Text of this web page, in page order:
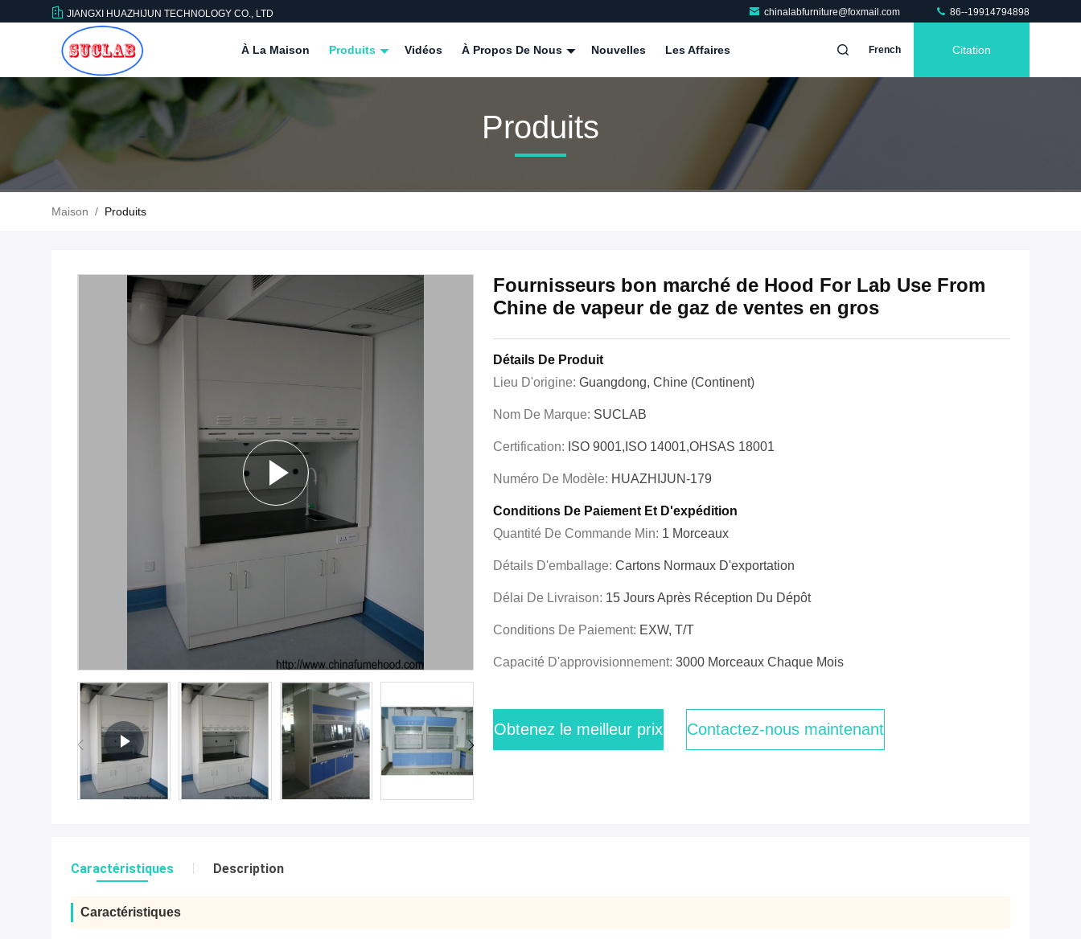
JIANGXI HUAZHIJUN TECHNOLOGY CO., LTD chinalabfurniture@foxmail.com 86--19914794898
À La Maison Produits Vidéos À Propos De Nous Nouvelles Les Affaires French Citation
Produits
Maison / Produits
Fournisseurs bon marché de Hood For Lab Use From
Chine de vapeur de gaz de ventes en gros
Détails De Produit
Lieu D'origine: Guangdong, Chine (continent)
Nom De Marque: SUCLAB
Certification: ISO 9001,ISO 14001,OHSAS 18001
Numéro De Modèle: HUAZHIJUN-179
Conditions De Paiement Et D'expédition
Quantité De Commande Min: 1 Morceaux
Détails D'emballage: Cartons Normaux D'exportation
Délai De Livraison: 15 Jours Après Réception Du Dépôt
Conditions De Paiement: EXW, T/T
Capacité D'approvisionnement: 3000 Morceaux Chaque Mois
Obtenez le meilleur prix Contactez-nous maintenant
Caractéristiques Description
Caractéristiques